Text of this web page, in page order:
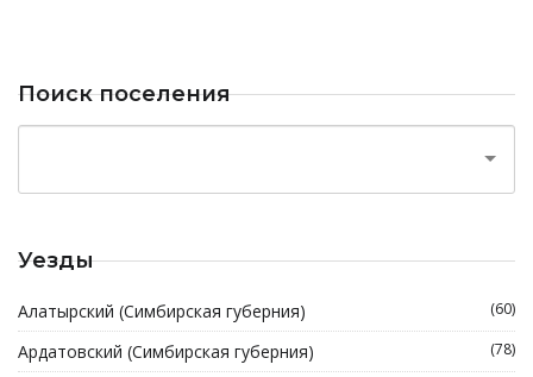
Поиск поселения
Уезды
Алатырский (Симбирская губерния) (60)
Ардатовский (Симбирская губерния) (78)